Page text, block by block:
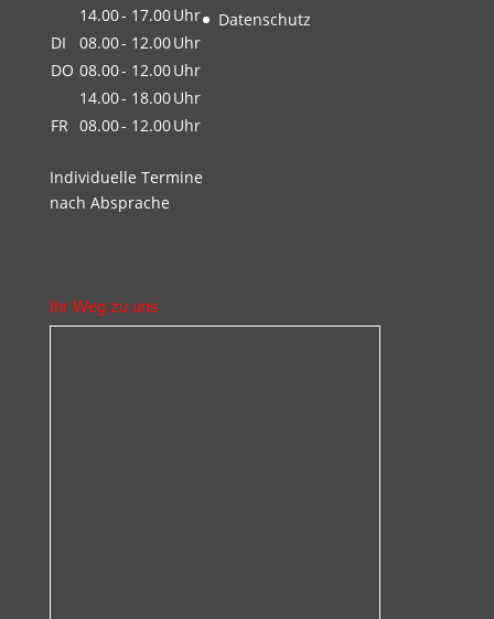
14.00- 17.00Uhr
DI
08.00- 12.00Uhr
DO 08.00- 12.00Uhr
14.00- 18.00Uhr
FR 08.00- 12.00Uhr
Individuelle Termine
nach Absprache
Datenschutz
Ihr Weg zu uns